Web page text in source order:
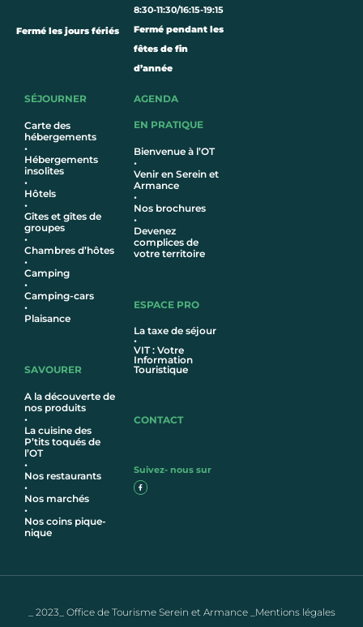
Fermé les jours fériés
8:30-11:30/16:15-19:15
Fermé pendant les
fêtes de fin
d’année
SÉJOURNER
Carte des
hébergements
•
Hébergements
insolites
•
Hôtels
•
Gîtes et gîtes de
groupes
•
Chambres d’hôtes
•
Camping
•
Camping-cars
•
Plaisance
SAVOURER
A la découverte de
nos produits
•
La cuisine des
P’tits toqués de
l’OT
•
Nos restaurants
•
Nos marchés
•
Nos coins pique-
nique
AGENDA
EN PRATIQUE
Bienvenue à l’OT
•
Venir en Serein et
Armance
•
Nos brochures
•
Devenez
complices de
votre territoire
ESPACE PRO
La taxe de séjour
•
VIT : Votre
Information
Touristique
CONTACT
Suivez- nous sur
_ 2023_ Office de Tourisme Serein et Armance _Mentions légales